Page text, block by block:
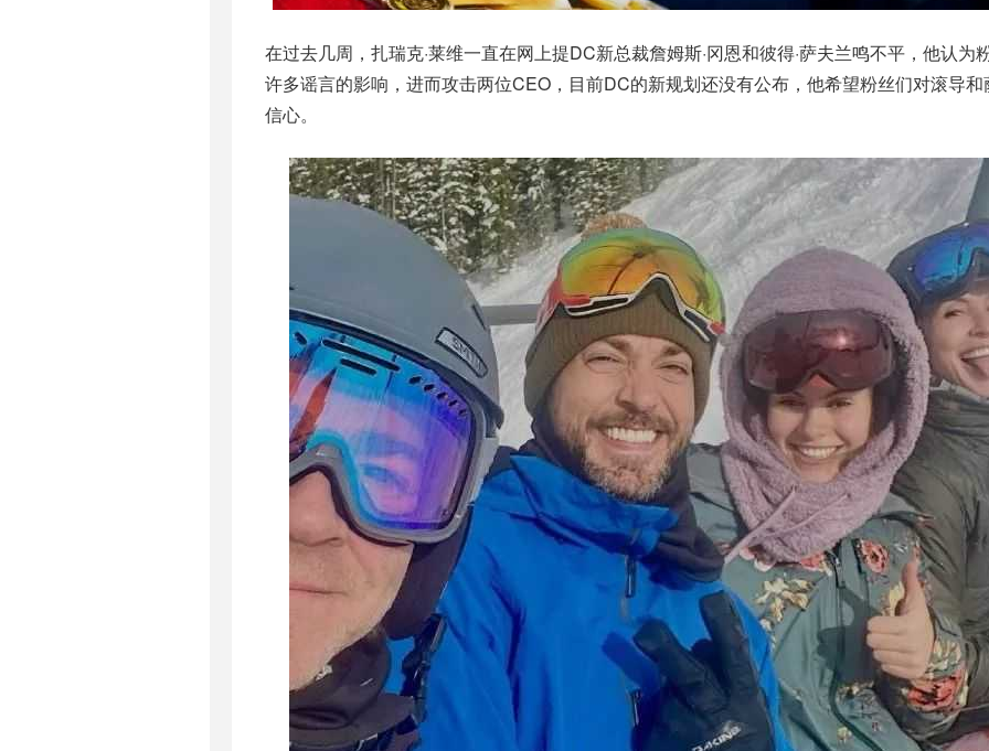
在过去几周，扎瑞克·莱维一直在网上提DC新总裁詹姆斯·冈恩和彼得·萨夫兰鸣不平，他认为
许多谣言的影响，进而攻击两位CEO，目前DC的新规划还没有公布，他希望粉丝们对滚导
信心。